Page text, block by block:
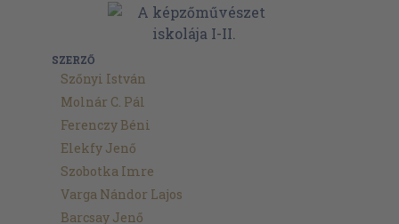
SZERZŐ
Szőnyi István
Molnár C. Pál
Ferenczy Béni
Elekfy Jenő
Szobotka Imre
Varga Nándor Lajos
Barcsay Jenő